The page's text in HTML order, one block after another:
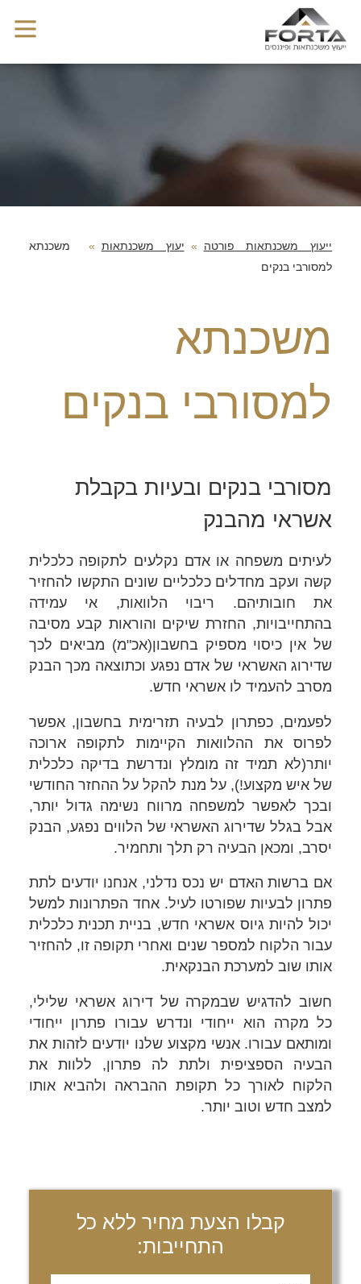
ייעוץ משכנתאות פורטה יעוץ משכנתאות
משכנתא
למסורבי בנקים
משכנתא
למסורבי בנקים
מסורבי בנקים ובעיות בקבלת
אשראי מהבנק
לעיתים משפחה או אדם נקלעים לתקופה כלכלית
קשה ועקב מחדלים כלכליים שונים התקשו להחזיר
את חובותיהם. ריבוי הלוואות, אי עמידה
בהתחייבויות, החזרת שיקים והוראות קבע מסיבה
של אין כיסוי מספיק בחשבון(אכ"מ) מביאים לכך
שדירוג האשראי של אדם נפגע וכתוצאה מכך הבנק
מסרב להעמיד לו אשראי חדש.
לפעמים, כפתרון לבעיה תזרימית בחשבון, אפשר
לפרוס את ההלוואות הקיימות לתקופה ארוכה
יותר(לא תמיד זה מומלץ ונדרשת בדיקה כלכלית
של איש מקצוע!), על מנת להקל על ההחזר החודשי
ובכך לאפשר למשפחה מרווח נשימה גדול יותר,
אבל בגלל שדירוג האשראי של הלווים נפגע, הבנק
יסרב, ומכאן הבעיה רק תלך ותחמיר.
אם ברשות האדם יש נכס נדלני, אנחנו יודעים לתת
פתרון לבעיות שפורטו לעיל. אחד הפתרונות למשל
יכול להיות גיוס אשראי חדש, בניית תכנית כלכלית
עבור הלקוח למספר שנים ואחרי תקופה זו, להחזיר
אותו שוב למערכת הבנקאית.
חשוב להדגיש שבמקרה של דירוג אשראי שלילי,
כל מקרה הוא ייחודי ונדרש עבורו פתרון ייחודי
ומותאם עבורו. אנשי מקצוע שלנו יודעים לזהות את
הבעיה הספציפית ולתת לה פתרון, ללוות את
הלקוח לאורך כל תקופת ההבראה ולהביא אותו
למצב חדש וטוב יותר.
קבלו הצעת מחיר ללא כל
התחייבות: